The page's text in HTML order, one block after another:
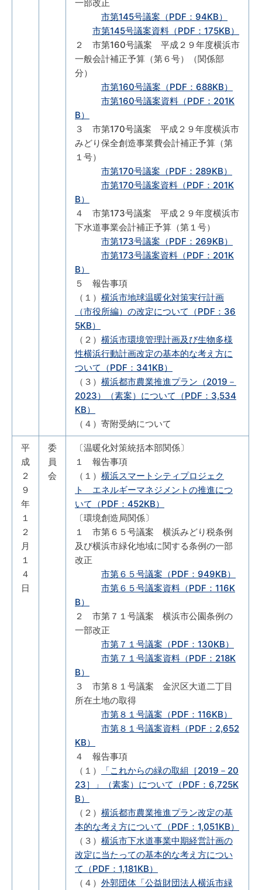
一部改正
市第145号議案（PDF：94KB）
市第145号議案資料（PDF：175KB）
２ 市第160号議案 平成２９年度横浜市
一般会計補正予算（第６号）（関係部
分）
市第160号議案（PDF：688KB）
市第160号議案資料（PDF：201K
B）
３ 市第170号議案 平成２９年度横浜市
みどり保全創造事業費会計補正予算（第
１号）
市第170号議案（PDF：289KB）
市第170号議案資料（PDF：201K
B）
４ 市第173号議案 平成２９年度横浜市
下水道事業会計補正予算（第１号）
市第173号議案（PDF：269KB）
市第173号議案資料（PDF：201K
B）
５ 報告事項
（１） 横浜市地球温暖化対策実行計画
（市役所編）の改定について（PDF：36
5KB）
（２） 横浜市環境管理計画及び生物多様
性横浜行動計画改定の基本的な考え方に
ついて（PDF：341KB）
（３） 横浜都市農業推進プラン（2019－
2023）（素案）について（PDF：3,534
KB）
（４）寄附受納について
平
成
２
９
年
１
２
月
１
４
日
委
員
会
〔温暖化対策統括本部関係〕
１ 報告事項
（１） 横浜スマートシティプロジェク
ト エネルギーマネジメントの推進につ
いて（PDF：452KB）
〔環境創造局関係〕
１ 市第６５号議案 横浜みどり税条例
及び横浜市緑化地域に関する条例の一部
改正
市第６５号議案（PDF：949KB）
市第６５号議案資料（PDF：116K
B）
２ 市第７１号議案 横浜市公園条例の
一部改正
市第７１号議案（PDF：130KB）
市第７１号議案資料（PDF：218K
B）
３ 市第８１号議案 金沢区大道二丁目
所在土地の取得
市第８１号議案（PDF：116KB）
市第８１号議案資料（PDF：2,652
KB）
４ 報告事項
（１）
「これからの緑の取組［2019－20
23］」（素案）について（PDF：6,725K
B）
（２） 横浜都市農業推進プラン改定の基
本的な考え方について（PDF：1,051KB）
（３） 横浜市下水道事業中期経営計画の
改定に当たっての基本的な考え方につい
て（PDF：1,181KB）
（４） 外郭団体「公益財団法人横浜市緑